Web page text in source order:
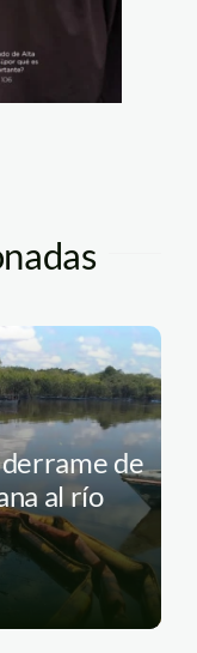
de
al río